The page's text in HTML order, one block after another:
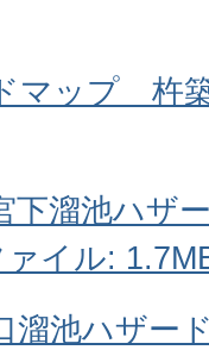
マップ 杵
下溜池ハザ
イル:
溜池ハザ